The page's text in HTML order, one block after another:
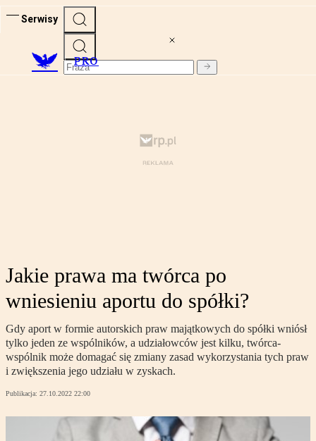
Serwisy
PRO
Jakie prawa ma twórca po
wniesieniu aportu do spółki?
Gdy aport w formie autorskich praw majątkowych do spółki wniósł
tylko jeden ze wspólników, a udziałowców jest kilku, twórca-
wspólnik może domagać się zmiany zasad wykorzystania tych praw
i zwiększenia jego udziału w zyskach.
Publikacja: 27.10.2022 22:00